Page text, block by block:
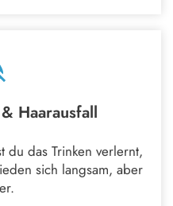
Haarausfall
du das Trinken verlernt,
sich langsam, aber